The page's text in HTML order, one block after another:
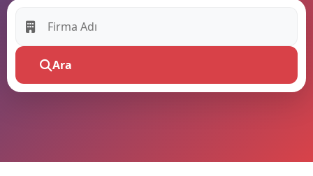
Ara